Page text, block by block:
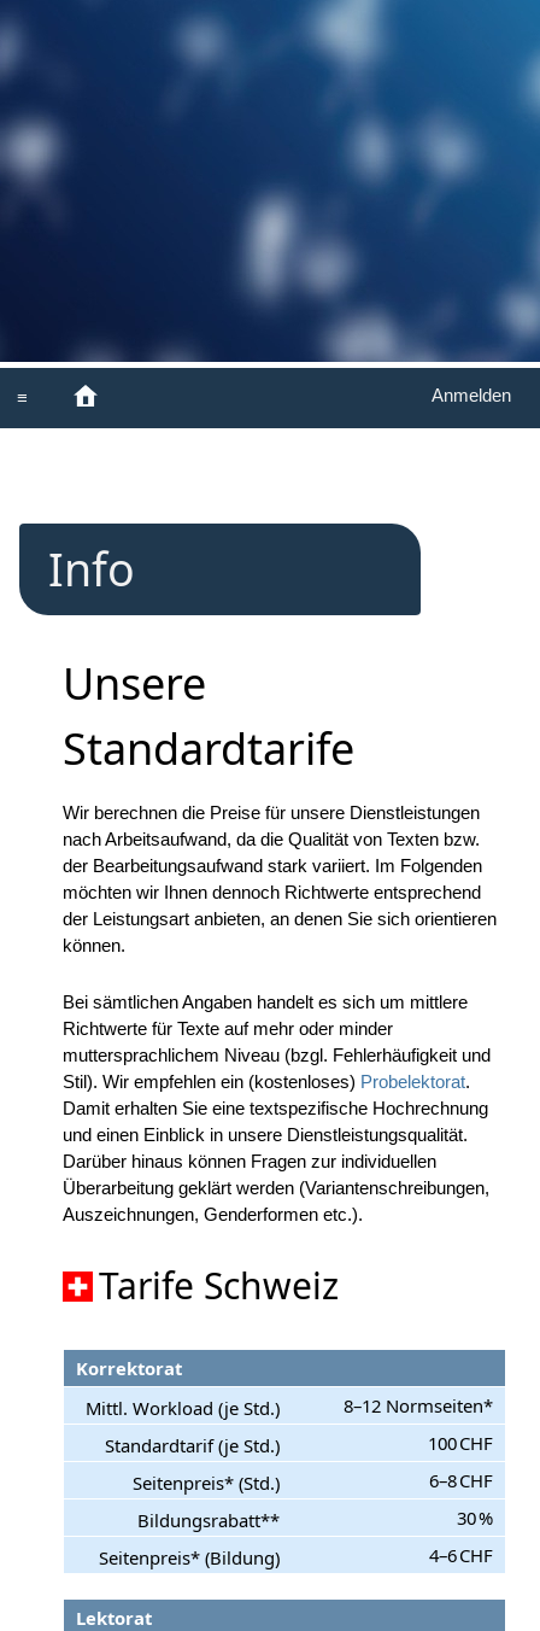
Anmelden
Info
Unsere
Standardtarife
Wir berechnen die Preise für unsere Dienstleistungen
nach Arbeitsaufwand, da die Qualität von Texten bzw.
der Bearbeitungsaufwand stark variiert. Im Folgenden
möchten wir Ihnen dennoch Richtwerte entsprechend
der Leistungsart anbieten, an denen Sie sich orientieren
können.
Bei sämtlichen Angaben handelt es sich um mittlere
Richtwerte für Texte auf mehr oder minder
muttersprachlichem Niveau (bzgl. Fehlerhäufigkeit und
Stil). Wir empfehlen ein (kostenloses) Probelektorat.
Damit erhalten Sie eine textspezifische Hochrechnung
und einen Einblick in unsere Dienstleistungsqualität.
Darüber hinaus können Fragen zur individuellen
Überarbeitung geklärt werden (Variantenschreibungen,
Auszeichnungen, Genderformen etc.).
Tarife Schweiz
Korrektorat
8–12 Normseiten*
100 CHF
6–8 CHF
30 %
4–6 CHF
Lektorat